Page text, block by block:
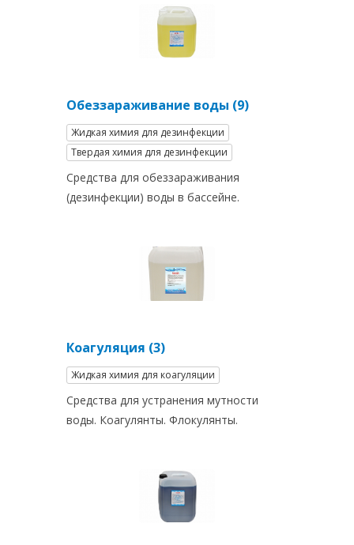
Обеззараживание воды (9)
Жидкая химия для дезинфекции
Твердая химия для дезинфекции
Средства для обеззараживания
(дезинфекции) воды в бассейне.
Коагуляция (3)
Жидкая химия для коагуляции
Средства для устранения мутности
воды. Коагулянты. Флокулянты.